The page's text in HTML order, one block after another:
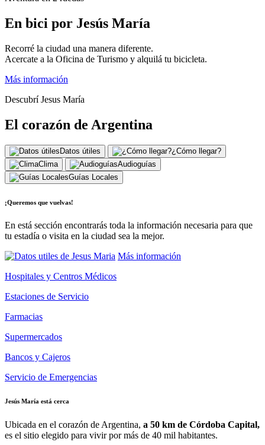
En bici por Jesús María
Recorré la ciudad una manera diferente.
Acercate a la Oficina de Turismo y alquilá tu bicicleta.
Más información
Descubrí Jesus María
El corazón de Argentina
Datos útiles
¿Cómo llegar?
Clima
Audioguías
Guías Locales
¡Queremos que vuelvas!
En está sección encontrarás toda la información necesaria para que
tu estadía o visita en la ciudad sea la mejor.
Más información
Hospitales y Centros Médicos
Estaciones de Servicio
Farmacias
Supermercados
Bancos y Cajeros
Servicio de Emergencias
Jesús María está cerca
Ubicada en el corazón de Argentina, a 50 km de Córdoba Capital,
es el sitio elegido para vivir por más de 40 mil habitantes.